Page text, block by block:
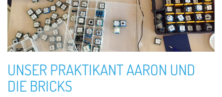
UNSER PRAKTIKANT AARON UND
DIE BRICKS